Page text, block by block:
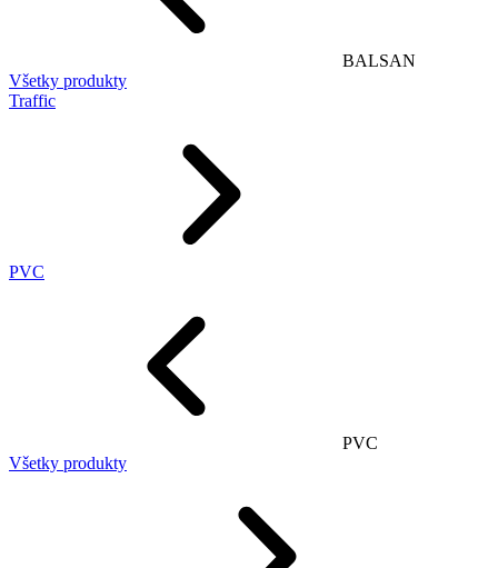
BALSAN
Všetky produkty
Traffic
PVC
PVC
Všetky produkty